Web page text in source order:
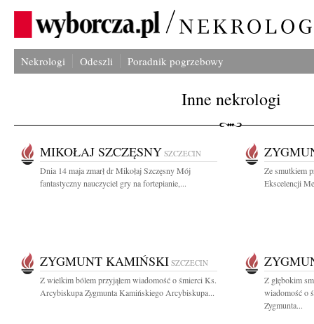
Nekrologi Odeszli Poradnik pogrzebowy
Inne nekrologi
MIKOŁAJ SZCZĘSNY SZCZECIN
Dnia 14 maja zmarł dr Mikołaj Szczęsny Mój
fantastyczny nauczyciel gry na fortepianie,...
Ze smutkiem
Ekscelencji
ZYGMUNT KAMIŃSKI SZCZECIN
Z wielkim bólem przyjąłem wiadomość o śmierci Ks.
Arcybiskupa Zygmunta Kamińskiego Arcybiskupa...
Z głębokim
wiadomość o
Zygmunta...